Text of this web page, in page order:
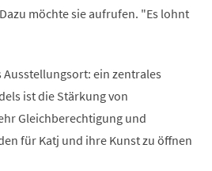
möchte sie aufrufen. "Es lohnt
Ausstellungsort: ein zentrales
ist die Stärkung von
Gleichberechtigung und
für Katj und ihre Kunst zu öffnen